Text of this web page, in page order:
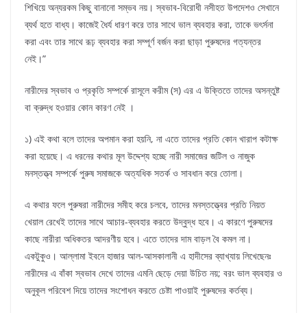
শিখিয়ে অন্যরকম কিছু বানানো সম্ভব নয়। স্বভাব-বিরোধী নসীহত উপদেশও সেখানে
ব্যর্থ হতে বাধ্য। কাজেই ধৈর্য ধারণ করে তার সাথে ভাল ব্যবহার করা, তাকে ভৎর্সনা
করা এবং তার সাথে রূঢ় ব্যবহার করা সম্পূর্ণ বর্জন করা ছাড়া পুরুষদের গত্যন্তর
নেই।”
নারীদের স্বভাব ও প্রকৃতি সম্পর্কে রাসূলে করীম (স) এর এ উক্তিতে তাদের অসন্তুষ্ট
বা ক্রুদ্ধ হওয়ার কোন কারণ নেই ।
১) এই কথা বলে তাদের অপমান করা হয়নি, না এতে তাদের প্রতি কোন খারাপ কটাক্ষ
করা হয়েছে। এ ধরনের কথার মূল উদ্দেশ্য হচ্ছে নারী সমাজের জটিল ও নাজুক
মনস্তত্ত্ব সম্পর্কে পুরুষ সমাজকে অত্যধিক সতর্ক ও সাবধান করে তোলা।
এ কথার ফলে পুরুষরা নারীদের সমীহ করে চলবে, তাদের মনস্তত্ত্বের প্রতি নিয়ত
খেয়াল রেখেই তাদের সাথে আচার-ব্যবহার করতে উদ্বুদ্ধ হবে। এ কারণে পুরুষদের
কাছে নারীরা অধিকতর আদরণীয় হবে। এতে তাদের দাম বাড়ল বৈ কমল না।
একটুকুও। আল্লামা ইবনে হাজার আল-আসকালানী এ হাদীসের ব্যাখ্যায় লিখেছেনঃ
নারীদের এ বাঁকা স্বভাব দেখে তাদের এমনি ছেড়ে দেয়া উচিত নয়; বরং ভাল ব্যবহার ও
অনুকূল পরিবেশ দিয়ে তাদের সংশোধন করতে চেষ্টা পাওয়াই পুরুষদের কর্তব্য।